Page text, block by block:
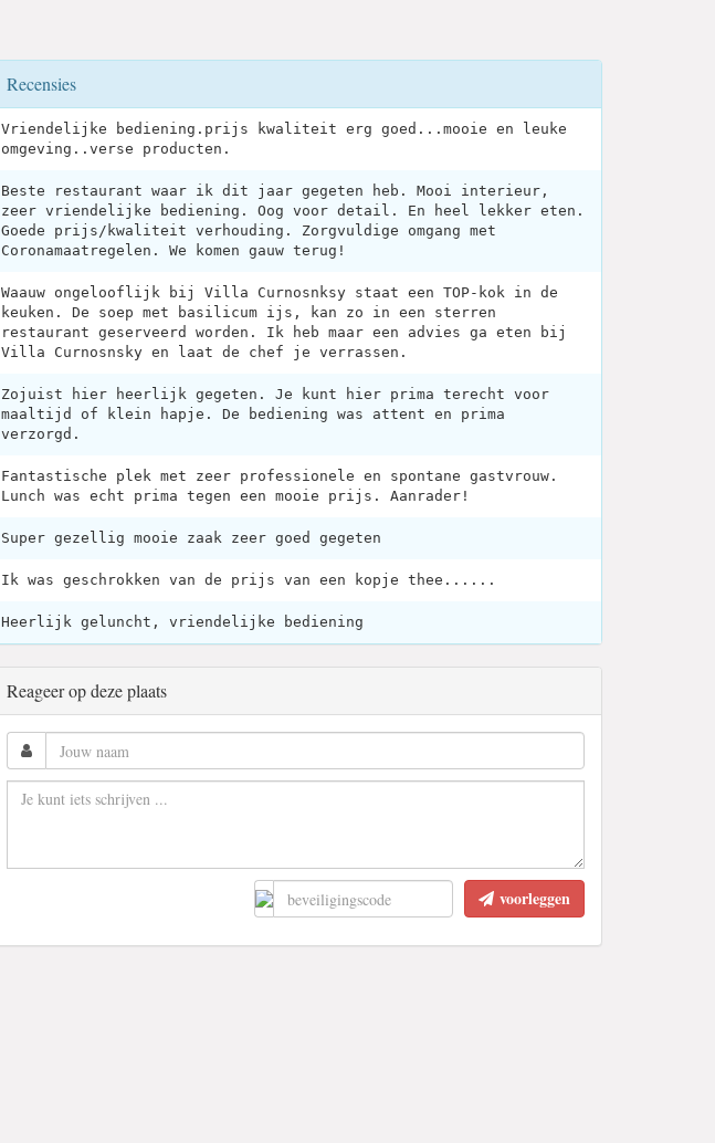
Recensies
Vriendelijke bediening.prijs kwaliteit erg goed...mooie en leuke
omgeving..verse producten.
Beste restaurant waar ik dit jaar gegeten heb. Mooi interieur,
zeer vriendelijke bediening. Oog voor detail. En heel lekker eten.
Goede prijs/kwaliteit verhouding. Zorgvuldige omgang met
Coronamaatregelen. We komen gauw terug!
Waauw ongelooflijk bij Villa Curnosnksy staat een TOP-kok in de
keuken. De soep met basilicum ijs, kan zo in een sterren
restaurant geserveerd worden. Ik heb maar een advies ga eten bij
Villa Curnosnsky en laat de chef je verrassen.
Zojuist hier heerlijk gegeten. Je kunt hier prima terecht voor
maaltijd of klein hapje. De bediening was attent en prima
verzorgd.
Fantastische plek met zeer professionele en spontane gastvrouw.
Lunch was echt prima tegen een mooie prijs. Aanrader!
Super gezellig mooie zaak zeer goed gegeten
Ik was geschrokken van de prijs van een kopje thee......
Heerlijk geluncht, vriendelijke bediening
Reageer op deze plaats
voorleggen